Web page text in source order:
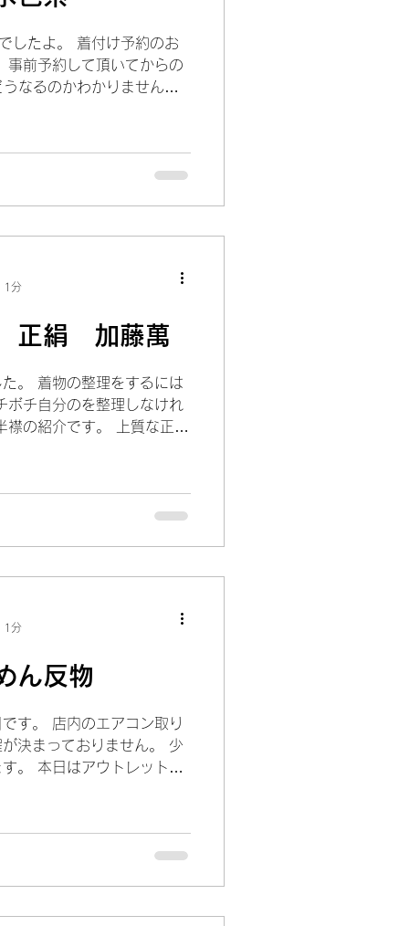
したよ。 着付け予約のお
事前予約して頂いてからの
なるのかわかりませんが
正絹 加藤萬
。 着物の整理をするには
ボチ自分のを整理しなけれ
襟の紹介です。 上質な正絹
1分
ん反物
す。 店内のエアコン取り
決まっておりません。 少
。 本日はアウトレット商
1分